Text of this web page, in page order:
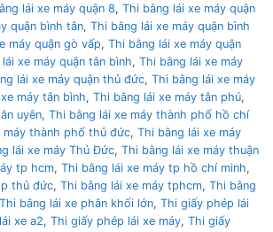
lái xe máy quận 8, Thi bằng lái xe máy quận
quận bình tân, Thi bằng lái xe máy quận bình
máy quận gò vấp, Thi bằng lái xe máy quận
xe máy quận tân bình, Thi bằng lái xe máy
lái xe máy quận thủ đức, Thi bằng lái xe máy
máy tân bình, Thi bằng lái xe máy tân phú,
uyên, Thi bằng lái xe máy thành phố hồ chí
máy thành phố thủ đức, Thi bằng lái xe máy
lái xe máy Thủ Đức, Thi bằng lái xe máy thuận
tp hcm, Thi bằng lái xe máy tp hồ chí minh,
thủ đức, Thi bằng lái xe máy tphcm, Thi bằng
Thi bằng lái xe phân khối lớn, Thi giấy phép lái
xe a2, Thi giấy phép lái xe máy, Thi giấy